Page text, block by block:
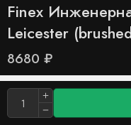
Finex
Leicester
8680 ₽